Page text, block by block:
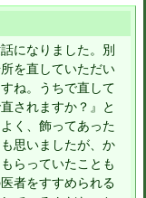
になりました。別
を直していただい
ね。うちで直して
されますか？』と
く、飾ってあった
思いましたが、か
らっていたことも
者をすすめられる